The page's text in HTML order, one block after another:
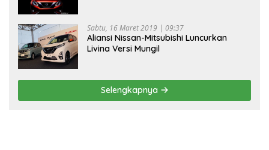
Sabtu, 16 Maret 2019 | 09:37
Aliansi Nissan-Mitsubishi Luncurkan
Livina Versi Mungil
Selengkapnya